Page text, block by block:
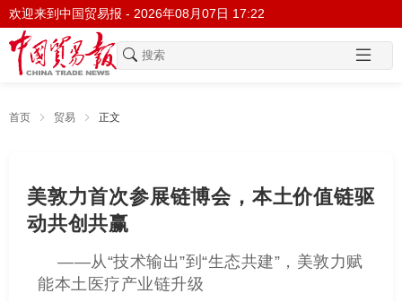
欢迎来到中国贸易报 - 2026年08月07日 17:22
首页 贸易 正文
美敦力首次参展链博会，本土价值链驱
动共创共赢
——从“技术输出”到“生态共建”，美敦力赋
能本土医疗产业链升级